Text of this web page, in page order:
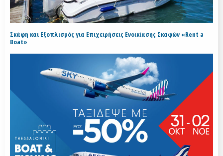
Σκάφη και Εξοπλισμός για Επιχειρήσεις Ενοικίασης Σκαφών «Rent a
Boat»